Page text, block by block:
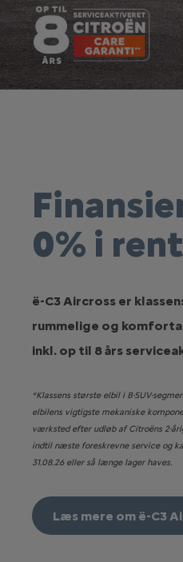
0% i
ë-C3 Aircross er
rummelige og
inkl. op til 8 års
*Klassens største elbil i B-SUV-
elbilens vigtigste mekaniske
værksted efter udløb af Citroëns 2-
indtil næste foreskrevne service og
31.08.26 eller så længe lager haves.
Læs mere om ë-C3